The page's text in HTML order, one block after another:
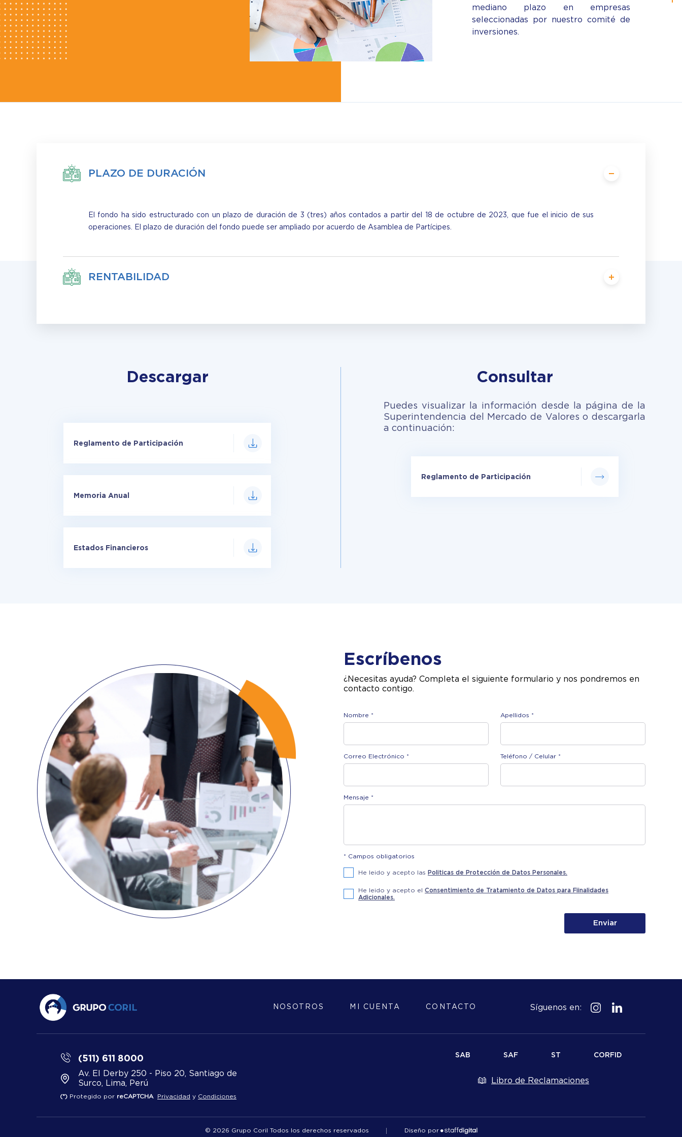
mediano plazo en empresas
seleccionadas por nuestro comité de
inversiones.
PLAZO DE DURACIÓN
El fondo ha sido estructurado con un plazo de duración de 3 (tres) años contados a partir del 18 de octubre de 2023, que fue el inicio de sus
operaciones. El plazo de duración del fondo puede ser ampliado por acuerdo de Asamblea de Partícipes.
RENTABILIDAD
Descargar
Reglamento de Participación
Memoria Anual
Estados Financieros
Consultar
Puedes visualizar la información desde la página de la
Superintendencia del Mercado de Valores o descargarla
a continuación:
Reglamento de Participación
Escríbenos
¿Necesitas ayuda? Completa el siguiente formulario y nos pondremos en
contacto contigo.
Nombre * Apellidos *
Correo Electrónico * Teléfono / Celular *
Mensaje *
* Campos obligatorios
He leido y acepto las Politicas de Protección de Datos Personales.
He leido y acepto el Consentimiento de Tratamiento de Datos para Fiinalidades
Adicionales.
Enviar
NOSOTROS MI CUENTA CONTACTO Síguenos en:
(511) 611 8000
Av. El Derby 250 - Piso 20, Santiago de
Surco, Lima, Perú
(*) Protegido por reCAPTCHA Privacidad y Condiciones
SAB SAF ST CORFID
Libro de Reclamaciones
© 2026 Grupo Coril Todos los derechos reservados Diseño por